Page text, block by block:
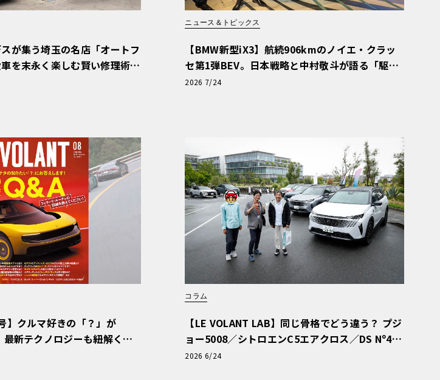
が集う埼玉の名店「オートフ
を末永く楽しむ賢い修理術
製オイルを選ぶ理由〈PR〉
ニュース＆トピックス
【BMW新型iX3】航続906kmのノイエ・クラッ
セ第1弾BEV。日本戦略と中村敬斗が語る「駆け
ぬける歓び」
2026 7/24
】クルマ好きの「？」が
最新テクノロジーも紐解く
コラム
【LE VOLANT LAB】同じ骨格でどう違う？ プジ
ョー5008／シトロエンC5エアクロス／DS Nº4
読者一気乗りレポート
2026 6/24